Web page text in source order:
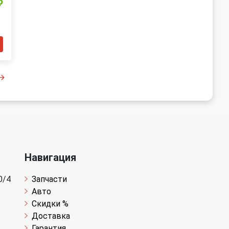
4
Навигация
Запчасти
Авто
Скидки %
Доставка